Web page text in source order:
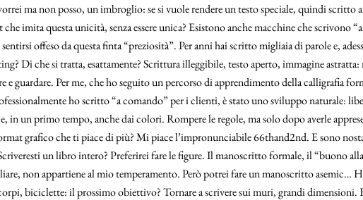
ma non posso, un imbroglio: se si vuole rendere un testo speciale, quindi scritto a
imita questa unicità, senza essere unica? Esistono anche macchine che scrivono “a
offeso da questa finta “preziosità”. Per anni hai scritto migliaia di parole e,
Di che si tratta, esattamente? Scrittura illeggibile, testo aperto, immagine astratta:
guardare. Per me, che ho seguito un percorso di apprendimento della calligrafia
ho scritto “a comando” per i clienti, è stato uno sviluppo naturale:
in un primo tempo, anche dai colori. Rompere le regole, ma solo dopo averle
grafico che ti piace di più? Mi piace l’impronunciabile 66thand2nd. E sono
un libro intero? Preferirei fare le figure. Il manoscritto formale, il “buono alla
non appartiene al mio temperamento. Però potrei fare un manoscritto asemic…
biciclette: il prossimo obiettivo? Tornare a scrivere sui muri, grandi dimensioni.